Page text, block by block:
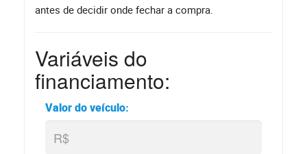
antes de decidir onde fechar a compra.
Variáveis do
financiamento:
Valor do veículo: